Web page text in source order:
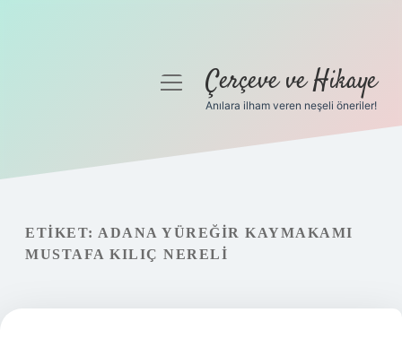
Gizlilik Politikası
Hakkımızda
menüyüÇerçeve ve Hikaye
Anılara ilham veren neşeli öneriler!
ETIKET: ADANA YÜREĞIR KAYMAKAMI
MUSTAFA KILIÇ NERELI